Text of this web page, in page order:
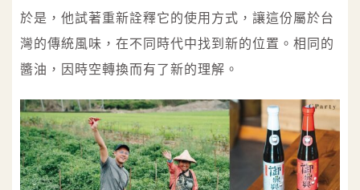
於是，他試著重新詮釋它的使用方式，讓這份屬於台
灣的傳統風味，在不同時代中找到新的位置。相同的
醬油，因時空轉換而有了新的理解。